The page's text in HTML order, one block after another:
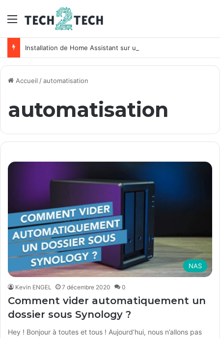
Menu
Installation de Home Assistant sur un NAS Synology
Accueil /automatisation
automatisation
NAS
Kevin ENGEL 7 décembre 2020 0
Comment vider automatiquement un
dossier sous Synology ?
Hey ! Bonjour à toutes et tous ! Aujourd’hui, nous n’allons pas